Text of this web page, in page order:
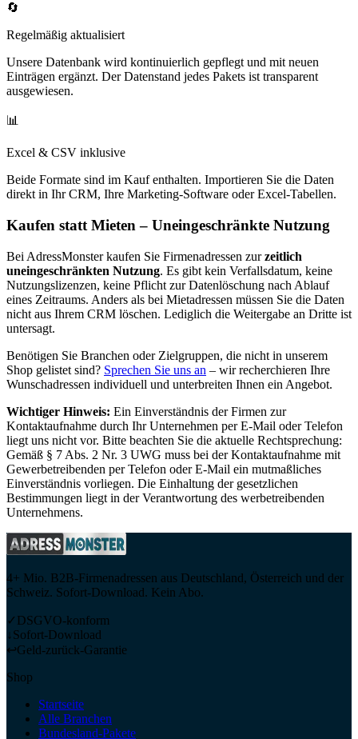
🔄
Regelmäßig aktualisiert
Unsere Datenbank wird kontinuierlich gepflegt und mit neuen
Einträgen ergänzt. Der Datenstand jedes Pakets ist transparent
ausgewiesen.
📊
Excel & CSV inklusive
Beide Formate sind im Kauf enthalten. Importieren Sie die Daten
direkt in Ihr CRM, Ihre Marketing-Software oder Excel-Tabellen.
Kaufen statt Mieten – Uneingeschränkte Nutzung
Bei AdressMonster kaufen Sie Firmenadressen zur zeitlich
uneingeschränkten Nutzung. Es gibt kein Verfallsdatum, keine
Nutzungslizenzen, keine Pflicht zur Datenlöschung nach Ablauf
eines Zeitraums. Anders als bei Mietadressen müssen Sie die Daten
nicht aus Ihrem CRM löschen. Lediglich die Weitergabe an Dritte ist
untersagt.
Benötigen Sie Branchen oder Zielgruppen, die nicht in unserem
Shop gelistet sind? Sprechen Sie uns an – wir recherchieren Ihre
Wunschadressen individuell und unterbreiten Ihnen ein Angebot.
Wichtiger Hinweis: Ein Einverständnis der Firmen zur
Kontaktaufnahme durch Ihr Unternehmen per E-Mail oder Telefon
liegt uns nicht vor. Bitte beachten Sie die aktuelle Rechtsprechung:
Gemäß § 7 Abs. 2 Nr. 3 UWG muss bei der Kontaktaufnahme mit
Gewerbetreibenden per Telefon oder E-Mail ein mutmaßliches
Einverständnis vorliegen. Die Einhaltung der gesetzlichen
Bestimmungen liegt in der Verantwortung des werbetreibenden
Unternehmens.
4+ Mio. B2B-Firmenadressen aus Deutschland, Österreich und der
Schweiz. Sofort-Download. Kein Abo.
✓ DSGVO-konform
↓Sofort-Download
↩Geld-zurück-Garantie
Shop
Startseite
Alle Branchen
Bundesland-Pakete